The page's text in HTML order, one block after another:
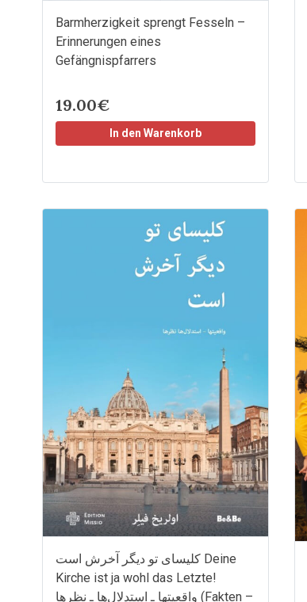
Barmherzigkeit sprengt Fesseln –
Erinnerungen eines
Gefängnispfarrers
19.00€
In den Warenkorb
کلیسای تو دیگر آخرش است Deine
Kirche ist ja wohl das Letzte!
واقعیتها ـ استدلال‌ها ـ نظرها (Fakten –